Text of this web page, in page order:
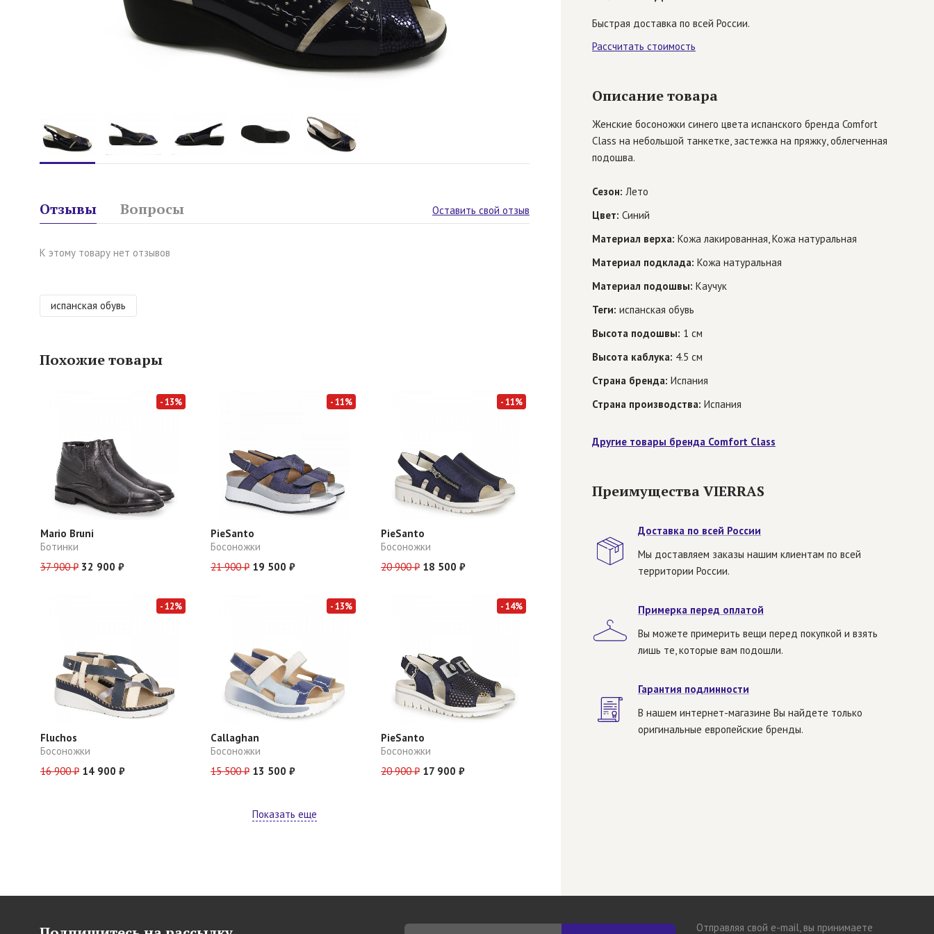
Отзывы Вопросы Оставить свой отзыв
К этому товару нет отзывов
испанская обувь
Похожие товары
- 13%
Mario Bruni
Ботинки
37 900 ₽ 32 900 ₽
- 11%
PieSanto
Босоножки
21 900 ₽ 19 500 ₽
- 11%
PieSanto
Босоножки
20 900 ₽ 18 500 ₽
- 12%
Fluchos
Босоножки
16 900 ₽ 14 900 ₽
- 13%
Callaghan
Босоножки
15 500 ₽ 13 500 ₽
- 14%
PieSanto
Босоножки
20 900 ₽ 17 900 ₽
Показать еще
Быстрая доставка по всей России.
Рассчитать стоимость
Описание товара
Женские босоножки синего цвета испанского бренда Comfort
Class на небольшой танкетке, застежка на пряжку, облегченная
подошва.
Сезон: Лето
Цвет: Синий
Материал верха: Кожа лакированная, Кожа натуральная
Материал подклада: Кожа натуральная
Материал подошвы: Каучук
Теги: испанская обувь
Высота подошвы: 1 см
Высота каблука: 4.5 см
Страна бренда: Испания
Страна производства: Испания
Другие товары бренда Comfort Class
Преимущества VIERRAS
Доставка по всей России
Мы доставляем заказы нашим клиентам по всей
территории России.
Примерка перед оплатой
Вы можете примерить вещи перед покупкой и взять
лишь те, которые вам подошли.
Гарантия подлинности
В нашем интернет-магазине Вы найдете только
оригинальные европейские бренды.
Отправляя свой e-mail, вы принимаете